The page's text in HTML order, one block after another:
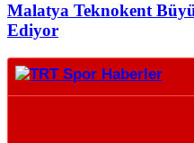
Malatya Teknokent
Ediyor